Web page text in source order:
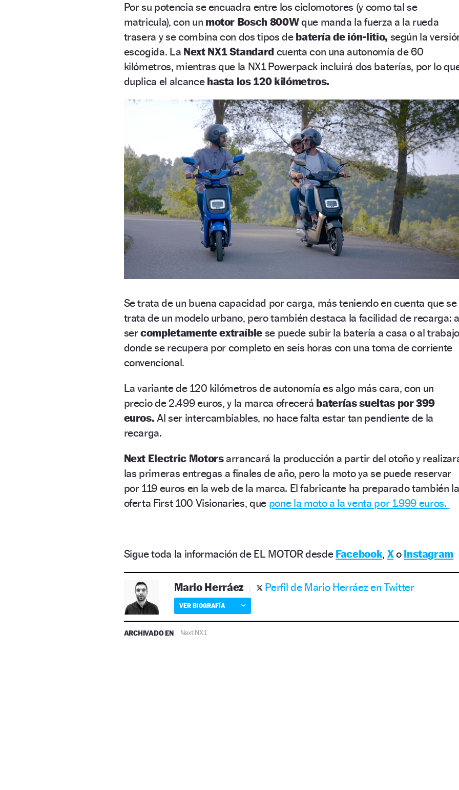
Por su potencia se encuadra entre los ciclomotores (y como tal se
matricula), con un motor Bosch 800Wque manda la fuerza a la rueda
trasera y se combina con dos tipos de batería de ión-litio, según la
escogida. La Next NX1 Standard cuenta con una autonomía de 60
kilómetros, mientras que la NX1 Powerpack incluirá dos baterías, por lo
duplica el alcance hasta los 120 kilómetros.
Se trata de un buena capacidad por carga, más teniendo en cuenta que se
trata de un modelo urbano, pero también destaca la facilidad de recarga:
sercompletamente extraíble se puede subir la batería a casa o al
donde se recupera por completo en seis horas con una toma de corriente
convencional.
La variante de 120 kilómetros de autonomía es algo más cara, con un
precio de 2.499 euros, y la marca ofrecerá baterías sueltas por 399
euros. Al ser intercambiables, no hace falta estar tan pendiente de la
recarga.
Next Electric Motorsarrancará la producción a partir del otoño y
las primeras entregas a finales de año, pero la moto ya se puede reservar
por 119 euros en la web de la marca. El fabricante ha preparado también la
oferta First 100 Visionaries, que pone la moto a la venta por 1.999 euros.
Sigue toda la información de EL MOTOR desde Facebook, Xo Instagram
Mario Herráez Perfil de Mario Herráez en Twitter
VER BIOGRAFÍA
ARCHIVADO EN Next NX1